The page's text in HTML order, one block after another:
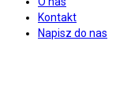
Kontakt
Napisz do nas